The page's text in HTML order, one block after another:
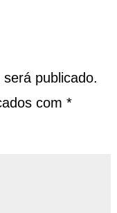
publicado.
com *